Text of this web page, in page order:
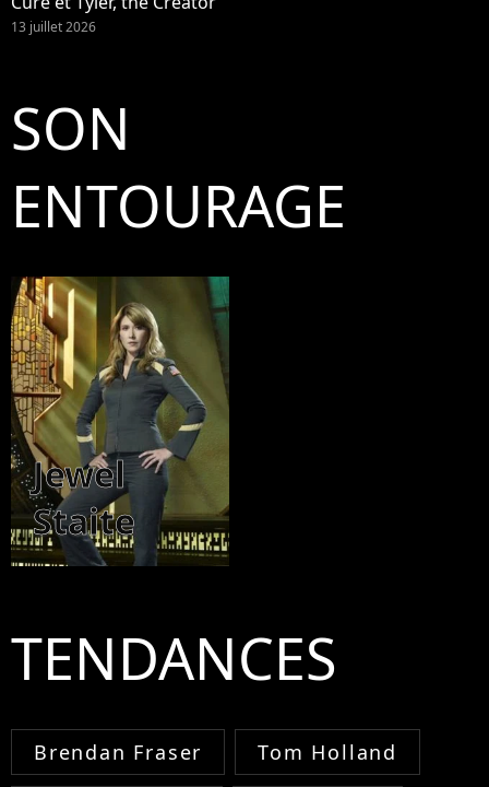
13 juillet 2026
SON
ENTOURAGE
Jewel
Staite
TENDANCES
Brendan Fraser Tom Holland